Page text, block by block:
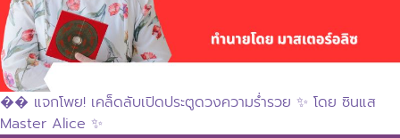
�� แจกโพย! เคล็ดลับเปิดประตูดวงความร่ำรวย ✨ โดย ซินแส
Master Alice ✨